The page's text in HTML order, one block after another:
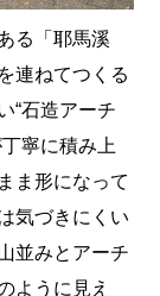
る「耶馬溪
連ねてつくる
“石造アーチ
寧に積み上
ま形になって
気づきにくい
並みとアーチ
ように見え